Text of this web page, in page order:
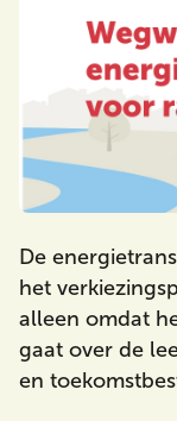
Meta Menu
De
het
alleen omdat
gaat over de
en